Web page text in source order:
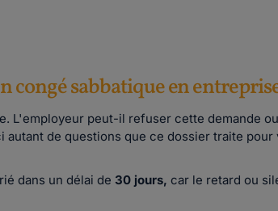
congé sabbatique en
L'employeur peut-il refuser cette demande ou
de questions que ce dossier traite pour
dans un délai de 30 jours, car le retard ou